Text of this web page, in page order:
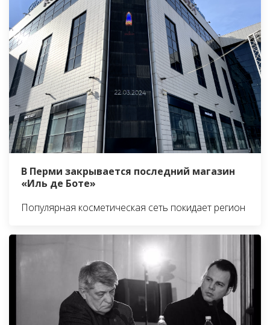
В Перми закрывается последний магазин
«Иль де Боте»
Популярная косметическая сеть покидает регион